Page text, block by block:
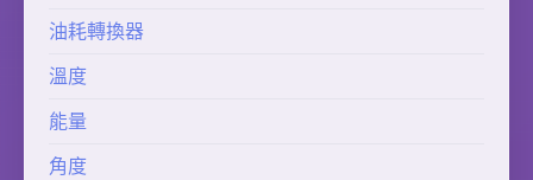
油耗轉換器
溫度
能量
角度